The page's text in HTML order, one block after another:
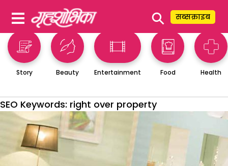
⚲ सब्सक्राइब
Story Beauty Entertainment Food Health
SEO Keywords: right over property